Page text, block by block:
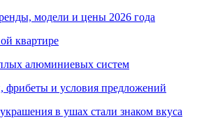
модели и цены 2026 года
квартире
алюминиевых систем
фрибеты и условия предложений
в ушах стали знаком вкуса